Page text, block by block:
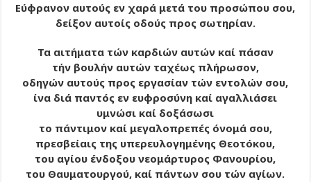
Εύφρανον αυτούς εν χαρά μετά του προσώπου σου,
δείξον αυτοίς οδούς προς σωτηρίαν.
Τα αιτήματα τών καρδιών αυτών καί πάσαν
τήν βουλήν αυτών ταχέως πλήρωσον,
οδηγών αυτούς προς εργασίαν τών εντολών σου,
ίνα διά παντός εν ευφροσύνη καί αγαλλιάσει
υμνώσι καί δοξάσωσι
το πάντιμον καί μεγαλοπρεπές όνομά σου,
πρεσβείαις της υπερευλογημένης Θεοτόκου,
του αγίου ένδοξου νεομάρτυρος Φανουρίου,
του Θαυματουργού, καί πάντων σου τών αγίων.